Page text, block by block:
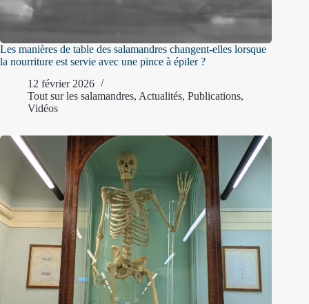
Les manières de table des salamandres changent-elles lorsque
la nourriture est servie avec une pince à épiler ?
12 février 2026
Tout sur les salamandres, Actualités, Publications,
Vidéos